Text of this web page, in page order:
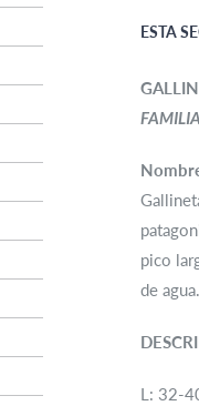
ESTA
pico
de
L: 32-